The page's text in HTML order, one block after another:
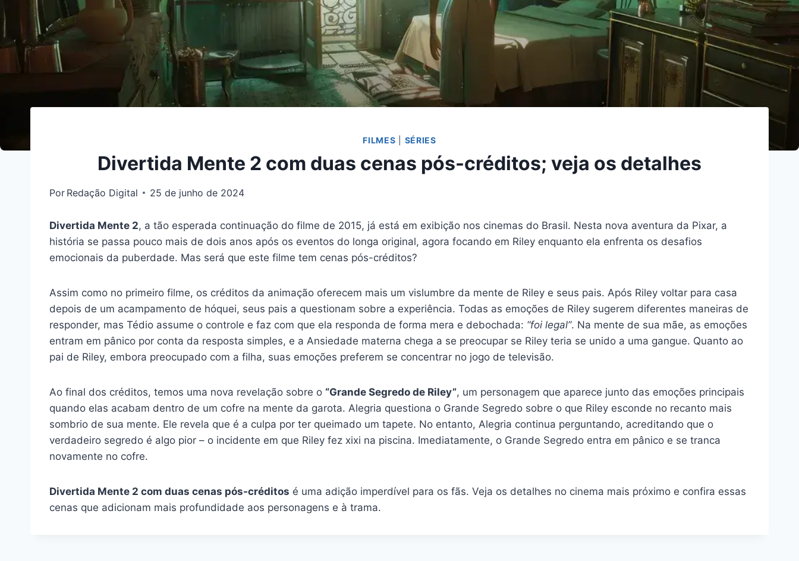
FILMES SÉRIES
Divertida Mente 2 com duas cenas pós-créditos; veja os detalhes
Por Redação Digital 25 de junho de 2024
Divertida Mente 2, a tão esperada continuação do filme de 2015, já está em exibição nos cinemas do Brasil. Nesta nova aventura da Pixar, a
história se passa pouco mais de dois anos após os eventos do longa original, agora focando em Riley enquanto ela enfrenta os desafios
emocionais da puberdade. Mas será que este filme tem cenas pós-créditos?
Assim como no primeiro filme, os créditos da animação oferecem mais um vislumbre da mente de Riley e seus pais. Após Riley voltar para casa
depois de um acampamento de hóquei, seus pais a questionam sobre a experiência. Todas as emoções de Riley sugerem diferentes maneiras de
responder, mas Tédio assume o controle e faz com que ela responda de forma mera e debochada: “foi legal”. Na mente de sua mãe, as emoções
entram em pânico por conta da resposta simples, e a Ansiedade materna chega a se preocupar se Riley teria se unido a uma gangue. Quanto ao
pai de Riley, embora preocupado com a filha, suas emoções preferem se concentrar no jogo de televisão.
Ao final dos créditos, temos uma nova revelação sobre o “Grande Segredo de Riley”, um personagem que aparece junto das emoções principais
quando elas acabam dentro de um cofre na mente da garota. Alegria questiona o Grande Segredo sobre o que Riley esconde no recanto mais
sombrio de sua mente. Ele revela que é a culpa por ter queimado um tapete. No entanto, Alegria continua perguntando, acreditando que o
verdadeiro segredo é algo pior – o incidente em que Riley fez xixi na piscina. Imediatamente, o Grande Segredo entra em pânico e se tranca
novamente no cofre.
Divertida Mente 2 com duas cenas pós-créditos é uma adição imperdível para os fãs. Veja os detalhes no cinema mais próximo e confira essas
cenas que adicionam mais profundidade aos personagens e à trama.